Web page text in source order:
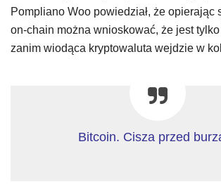
Pompliano Woo powiedział, że opierając
on-chain można wnioskować, że jest
zanim wiodąca kryptowaluta wejdzie w
Bitcoin. Cisza przed